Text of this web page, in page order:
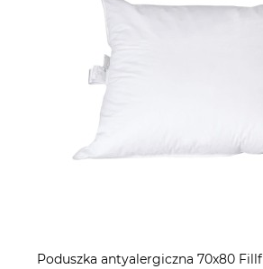
Poduszka antyalergiczna 70x80